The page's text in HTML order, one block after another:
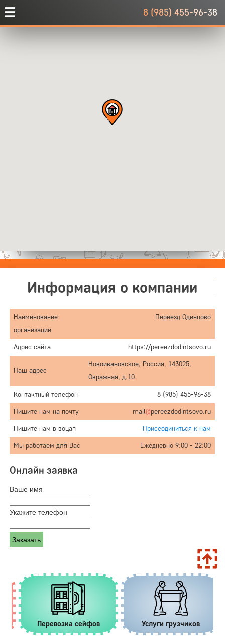
8 (985) 455-96-38
E
Информация о компании
Наименование
организации
Переезд Одинцово
Адрес сайта https://pereezdodintsovo.ru
Наш адрес
Новоивановское, Россия, 143025,
Овражная, д.10
Контактный телефон
8 (985) 455-96-38
Пишите нам на почту
mail@pereezdodintsovo.ru
Пишите нам в воцап
Присеодиниться к нам
Мы работаем для Вас
Ежедневно 9:00 - 22:00
Онлайн заявка
Ваше имя
Укажите телефон
Перевозка сейфов Услуги грузчиков